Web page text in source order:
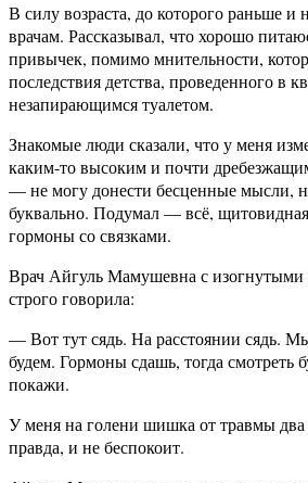
В силу возраста, до которого раньше
врачам. Рассказывал, что хорошо
привычек, помимо мнительности,
последствия детства, проведенного в
незапирающимся туалетом.
Знакомые люди сказали, что у меня
каким-то высоким и почти
— не могу донести бесценные мысли,
буквально. Подумал — всё,
гормоны со связками.
Врач Айгуль Мамушевна с изогнутыми
строго говорила:
— Вот тут сядь. На расстоянии сядь.
будем. Гормоны сдашь, тогда смотреть
покажи.
У меня на голени шишка от травмы два
правда, и не беспокоит.